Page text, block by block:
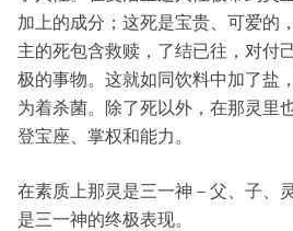
加上的成分；这死是宝贵、可爱的
主的死包含救赎，了结已往，对付
极的事物。这就如同饮料中加了盐
为着杀菌。除了死以外，在那灵里
登宝座、掌权和能力。
在素质上那灵是三一神－父、子、
是三一神的终极表现。